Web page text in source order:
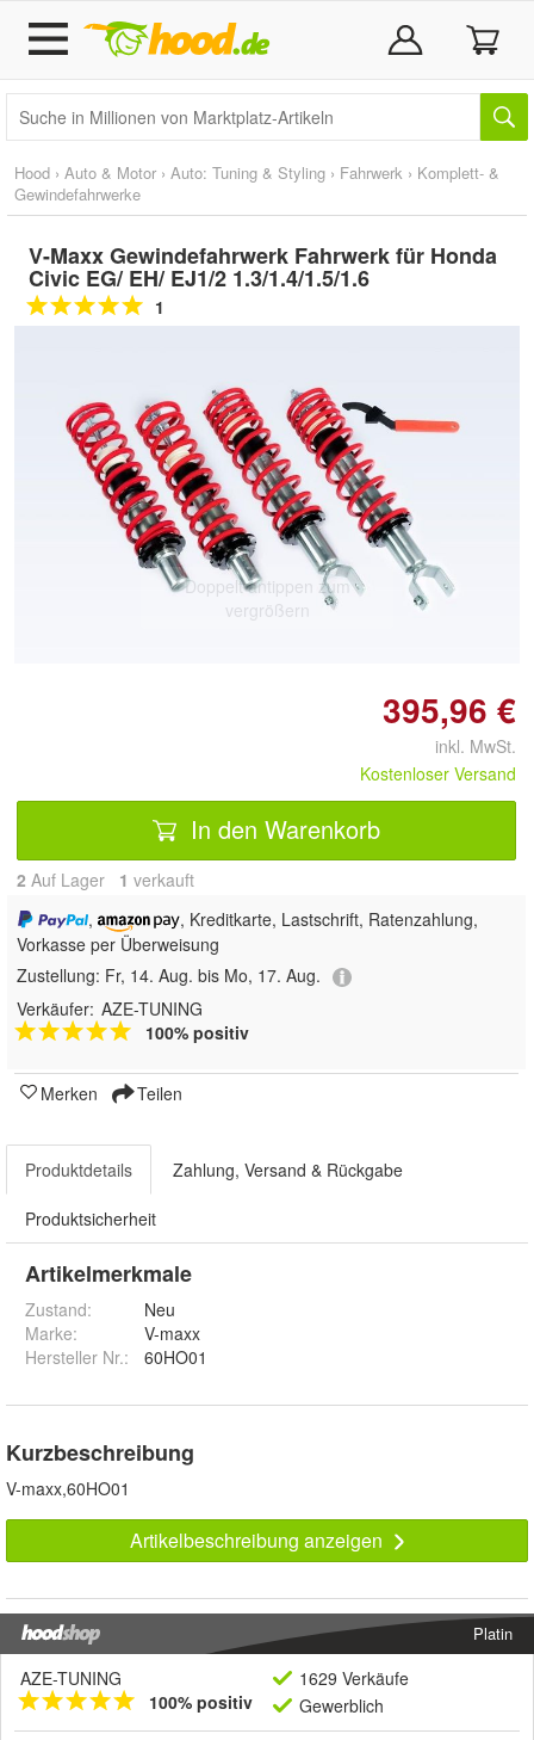
Hood › Auto & Motor › Auto: Tuning & Styling › Fahrwerk › Komplett- &
Gewindefahrwerke
V-Maxx Gewindefahrwerk Fahrwerk für Honda
Civic EG/ EH/ EJ1/2 1.3/1.4/1.5/1.6
1
Doppelt antippen zum
vergrößern
395,96 €
inkl. MwSt.
Kostenloser Versand
In den Warenkorb
2 Auf Lager 1 verkauft
,
, Kreditkarte, Lastschrift, Ratenzahlung,
Vorkasse per Überweisung
Zustellung: Fr, 14. Aug. bis Mo, 17. Aug.
Verkäufer: AZE-TUNING
100% positiv
Merken Teilen
Produktdetails Zahlung, Versand & Rückgabe
Produktsicherheit
Artikelmerkmale
Zustand:
Neu
Marke:
V-maxx
Hersteller Nr.:
60HO01
Kurzbeschreibung
V-maxx,60HO01
Artikelbeschreibung anzeigen
Platin
AZE-TUNING
100% positiv
1629 Verkäufe
Gewerblich